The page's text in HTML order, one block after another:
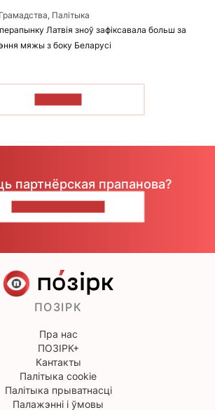
Грамадства, Палітыка
Латвія зноў зафіксавала больш за
мяжы з боку Беларусі
партнёрская прапанова?
ПОЗІРК
Пра нас
ПОЗІРК+
Кантакты
Палітыка cookie
Палітыка прыватнасці
Палажэнні і ўмовы